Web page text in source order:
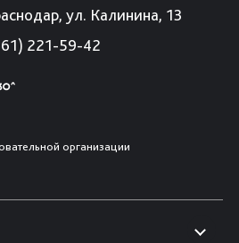
ул. Калинина, 13
221-59-42
организации